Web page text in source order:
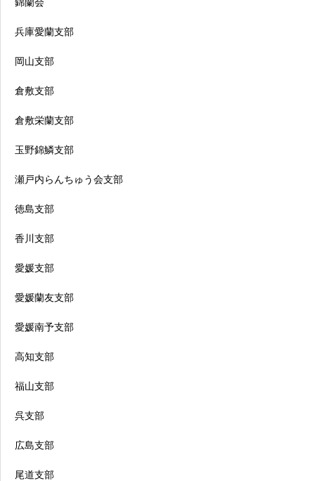
錦蘭会
兵庫愛蘭支部
岡山支部
倉敷支部
倉敷栄蘭支部
玉野錦鱗支部
瀬戸内らんちゅう会支部
徳島支部
香川支部
愛媛支部
愛媛蘭友支部
愛媛南予支部
高知支部
福山支部
呉支部
広島支部
尾道支部